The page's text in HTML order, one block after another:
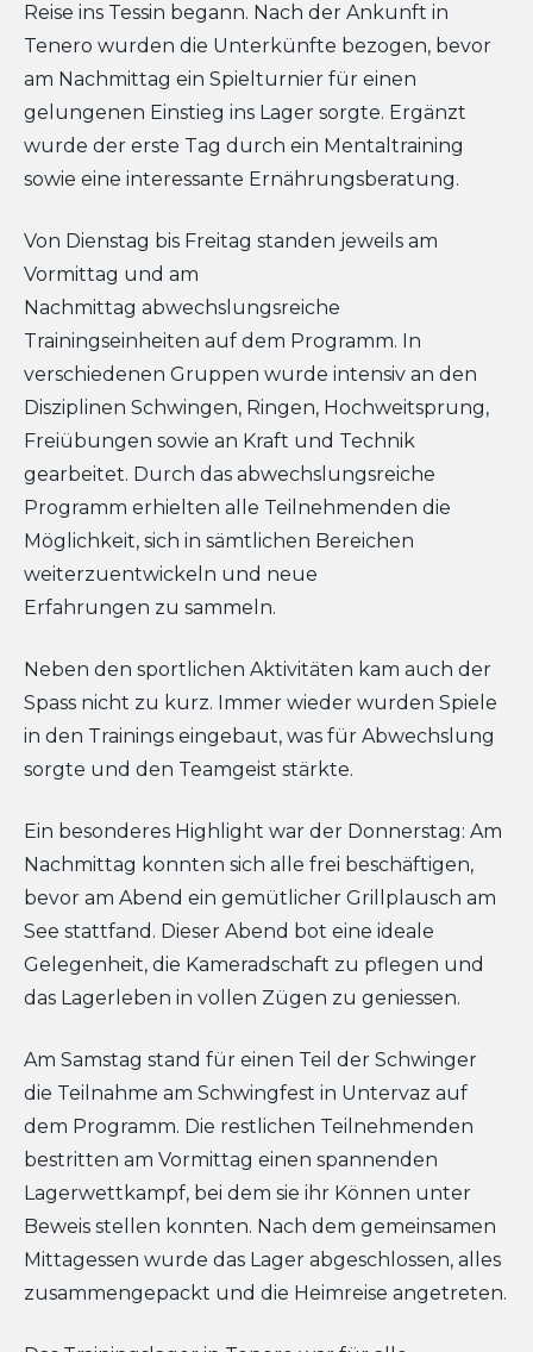
Reise ins Tessin begann. Nach der Ankunft in
Tenero wurden die Unterkünfte bezogen, bevor
am Nachmittag ein Spielturnier für einen
gelungenen Einstieg ins Lager sorgte. Ergänzt
wurde der erste Tag durch ein Mentaltraining
sowie eine interessante Ernährungsberatung.
Von Dienstag bis Freitag standen jeweils am
Vormittag und am
Nachmittag abwechslungsreiche
Trainingseinheiten auf dem Programm. In
verschiedenen Gruppen wurde intensiv an den
Disziplinen Schwingen, Ringen, Hochweitsprung,
Freiübungen sowie an Kraft und Technik
gearbeitet. Durch das abwechslungsreiche
Programm erhielten alle Teilnehmenden die
Möglichkeit, sich in sämtlichen Bereichen
weiterzuentwickeln und neue
Erfahrungen zu sammeln.
Neben den sportlichen Aktivitäten kam auch der
Spass nicht zu kurz. Immer wieder wurden Spiele
in den Trainings eingebaut, was für Abwechslung
sorgte und den Teamgeist stärkte.
Ein besonderes Highlight war der Donnerstag: Am
Nachmittag konnten sich alle frei beschäftigen,
bevor am Abend ein gemütlicher Grillplausch am
See stattfand. Dieser Abend bot eine ideale
Gelegenheit, die Kameradschaft zu pflegen und
das Lagerleben in vollen Zügen zu geniessen.
Am Samstag stand für einen Teil der Schwinger
die Teilnahme am Schwingfest in Untervaz auf
dem Programm. Die restlichen Teilnehmenden
bestritten am Vormittag einen spannenden
Lagerwettkampf, bei dem sie ihr Können unter
Beweis stellen konnten. Nach dem gemeinsamen
Mittagessen wurde das Lager abgeschlossen, alles
zusammengepackt und die Heimreise angetreten.